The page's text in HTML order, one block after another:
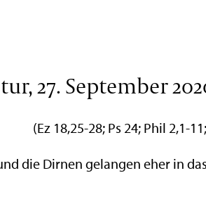
27. September
(Ez 18,25-28; Ps 24; Phil 2,1-
die Dirnen gelangen eher in